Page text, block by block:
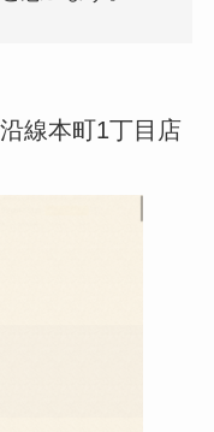
線本町1丁目店